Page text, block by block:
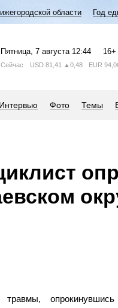
области Год
Пятница, 7 августа 12:44 16+
Сейчас USD 81,41 ▲0,48 EUR
Интервью Фото Темы